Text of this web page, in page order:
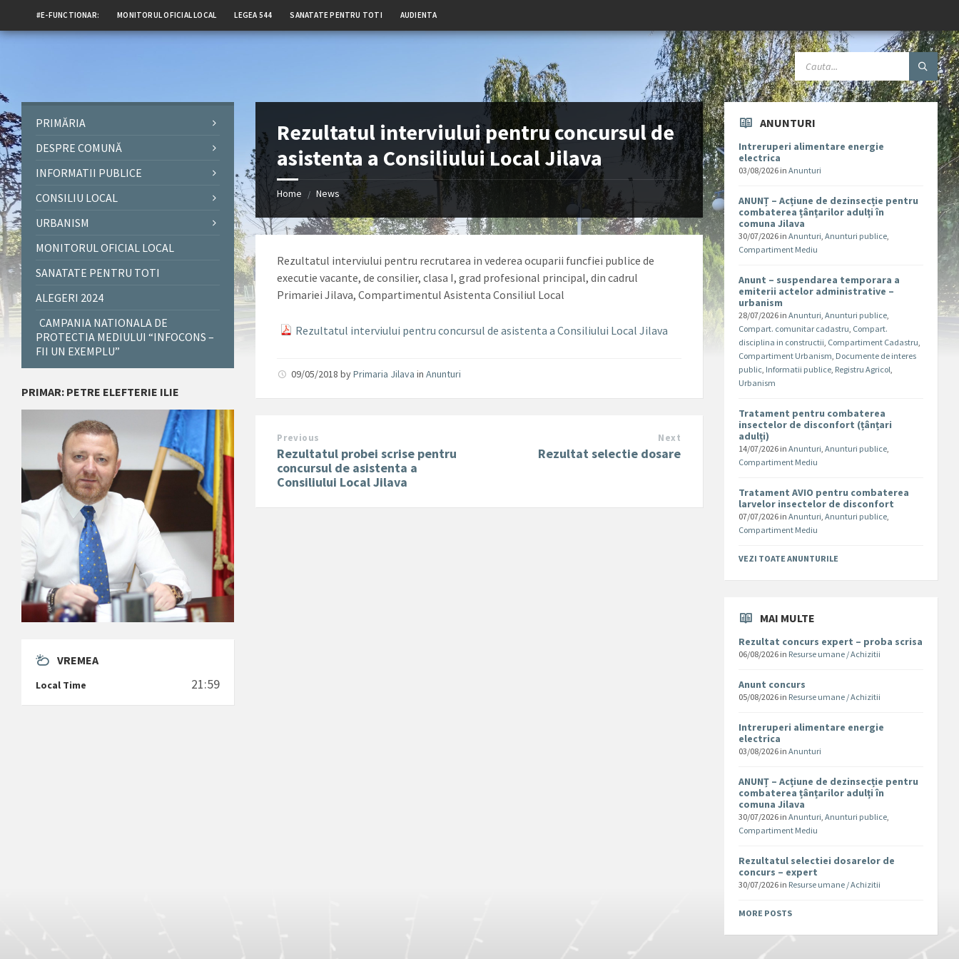
#E-FUNCTIONAR: MONITORUL OFICIAL LOCAL LEGEA 544 SANATATE PENTRU TOTI AUDIENTA
Rezultatul interviului pentru concursul de
asistenta a Consiliului Local Jilava
Home / News
Rezultatul interviului pentru recrutarea in vederea ocuparii funcfiei publice de
executie vacante, de consilier, clasa I, grad profesional principal, din cadrul
Primariei Jilava, Compartimentul Asistenta Consiliul Local
Rezultatul interviului pentru concursul de asistenta a Consiliului Local Jilava
09/05/2018byPrimaria Jilava inAnunturi
Previous
Rezultatul probei scrise pentru
concursul de asistenta a
Consiliului Local Jilava
Next
Rezultat selectie dosare
PRIMĂRIA
DESPRE COMUNĂ
INFORMATII PUBLICE
CONSILIU LOCAL
URBANISM
MONITORUL OFICIAL LOCAL
SANATATE PENTRU TOTI
ALEGERI 2024
CAMPANIA NATIONALA DE
PROTECTIA MEDIULUI “INFOCONS –
FII UN EXEMPLU”
PRIMAR: PETRE ELEFTERIE ILIE
VREMEA
Local Time 21:59
ANUNTURI
Intreruperi alimentare energie
electrica
03/08/2026 inAnunturi
ANUNȚ – Acțiune de dezinsecție pentru
combaterea țânțarilor adulți în
comuna Jilava
30/07/2026 inAnunturi,Anunturi publice,
Compartiment Mediu
Anunt – suspendarea temporara a
emiterii actelor administrative –
urbanism
28/07/2026 inAnunturi,Anunturi publice,
Compart. comunitar cadastru, Compart.
disciplina in constructii, Compartiment Cadastru,
Compartiment Urbanism, Documente de interes
public, Informatii publice, Registru Agricol,
Urbanism
Tratament pentru combaterea
insectelor de disconfort (țânțari
adulți)
14/07/2026 inAnunturi,Anunturi publice,
Compartiment Mediu
Tratament AVIO pentru combaterea
larvelor insectelor de disconfort
07/07/2026 inAnunturi,Anunturi publice,
Compartiment Mediu
VEZI TOATE ANUNTURILE
MAI MULTE
Rezultat concurs expert – proba scrisa
06/08/2026 in Resurse umane / Achizitii
Anunt concurs
05/08/2026 in Resurse umane / Achizitii
Intreruperi alimentare energie
electrica
03/08/2026 inAnunturi
ANUNȚ – Acțiune de dezinsecție pentru
combaterea țânțarilor adulți în
comuna Jilava
30/07/2026 inAnunturi,Anunturi publice,
Compartiment Mediu
Rezultatul selectiei dosarelor de
concurs – expert
30/07/2026 in Resurse umane / Achizitii
MORE POSTS